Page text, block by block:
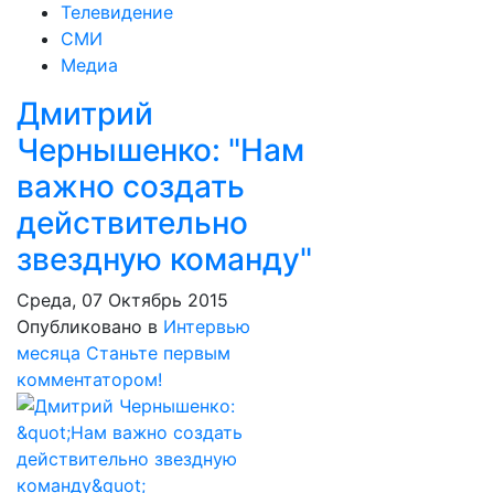
Телевидение
СМИ
Медиа
Дмитрий
Чернышенко: "Нам
важно создать
действительно
звездную команду"
Среда, 07 Октябрь 2015
Опубликовано в Интервью
месяца Станьте первым
комментатором!